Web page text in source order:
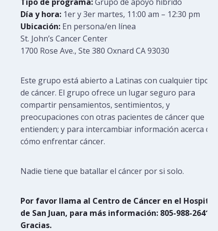
Día y hora: 1er y 3er martes, 11:00 am – 12:30 pm
Ubicación: En persona/en línea
St. John’s Cancer Center
1700 Rose Ave., Ste 380 Oxnard CA 93030
Este grupo está abierto a Latinas con cualquier tipo
de cáncer. El grupo ofrece un lugar seguro para
compartir pensamientos, sentimientos, y
preocupaciones con otras pacientes de cáncer que
entienden; y para intercambiar información acerca de
cómo enfrentar cáncer.
Nadie tiene que batallar el cáncer por si solo.
Por favor llama al Centro de Cáncer en el Hospital
de San Juan, para más información: 805-988-2641,
Gracias.